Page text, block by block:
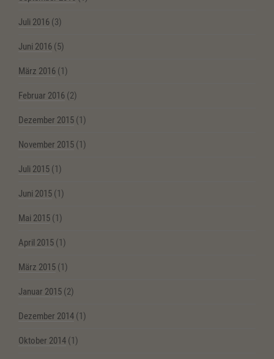
Juli 2016 (3)
Juni 2016 (5)
März 2016 (1)
Februar 2016 (2)
Dezember 2015 (1)
November 2015 (1)
Juli 2015 (1)
Juni 2015 (1)
Mai 2015 (1)
April 2015 (1)
März 2015 (1)
Januar 2015 (2)
Dezember 2014 (1)
Oktober 2014 (1)